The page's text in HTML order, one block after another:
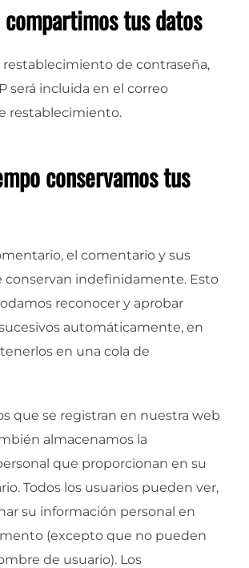
tus datos
restablecimiento de contraseña,
será incluida en el correo
restablecimiento.
conservamos tus
el comentario y sus
conservan indefinidamente. Esto
reconocer y aprobar
automáticamente, en
en una cola de
que se registran en nuestra web
almacenamos la
que proporcionan en su
Todos los usuarios pueden ver,
su información personal en
(excepto que no pueden
de usuario). Los